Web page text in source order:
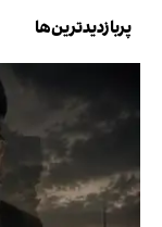
پربازدیدترین‌ها